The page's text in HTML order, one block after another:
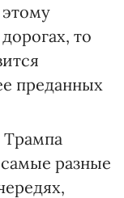
этому
то
преданных
Трампа
разные